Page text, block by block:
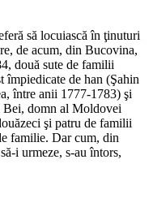
să locuiască în ţinuturi
de acum, din Bucovina,
două sute de familii
împiedicate de han (Şahin
între anii 1777-1783) şi
domn al Moldovei
şi patru de familii
familie. Dar cum, din
i urmeze, s-au întors,